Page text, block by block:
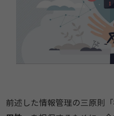
前述した情報管理の三原則「